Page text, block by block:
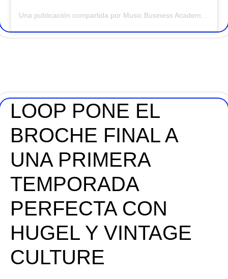
Una publicación compartida por Music Business Academy (@musicbusinessacademy)
LOOP PONE EL
BROCHE FINAL A
UNA PRIMERA
TEMPORADA
PERFECTA CON
HUGEL Y VINTAGE
CULTURE